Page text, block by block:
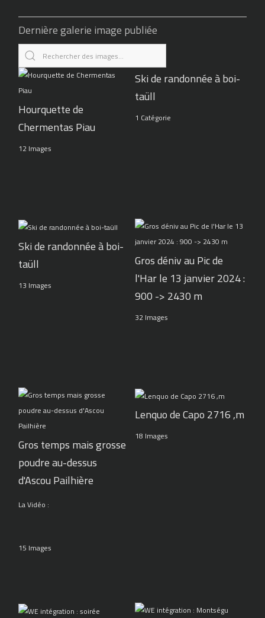
Dernière galerie image publiée
Hourquette de
Chermentas Piau
12 Images
Ski de randonnée à boi-
taüll
1 Catégorie
Ski de randonnée à boi-
taüll
13 Images
Gros déniv au Pic de
l'Har le 13 janvier 2024 :
900 -> 2430 m
32 Images
Gros temps mais grosse
poudre au-dessus
d'Ascou Pailhière
La Vidéo :
15 Images
Lenquo de Capo 2716 ,m
18 Images